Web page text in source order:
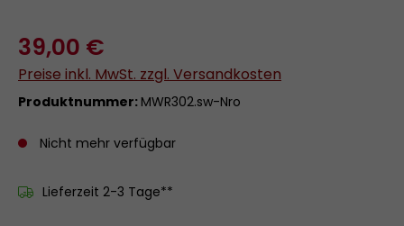
39,00 €
Preise inkl. MwSt. zzgl. Versandkosten
Produktnummer: MWR302.sw-Nro
Nicht mehr verfügbar
Lieferzeit 2-3 Tage**